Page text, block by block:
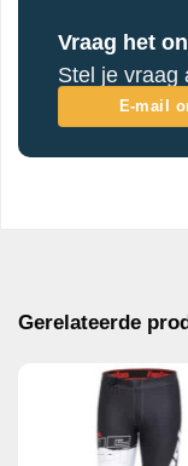
Vraag het
Stel je vraag
E-mail
Gerelateerde